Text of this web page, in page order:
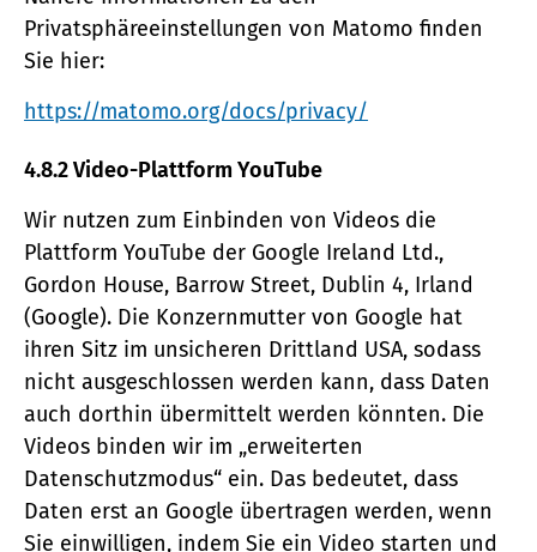
Privatsphäreeinstellungen von Matomo finden
Sie hier:
https://matomo.org/docs/privacy/
4.8.2 Video-Plattform YouTube
Wir nutzen zum Einbinden von Videos die
Plattform YouTube der Google Ireland Ltd.,
Gordon House, Barrow Street, Dublin 4, Irland
(Google). Die Konzernmutter von Google hat
ihren Sitz im unsicheren Drittland USA, sodass
nicht ausgeschlossen werden kann, dass Daten
auch dorthin übermittelt werden könnten. Die
Videos binden wir im „erweiterten
Datenschutzmodus“ ein. Das bedeutet, dass
Daten erst an Google übertragen werden, wenn
Sie einwilligen, indem Sie ein Video starten und